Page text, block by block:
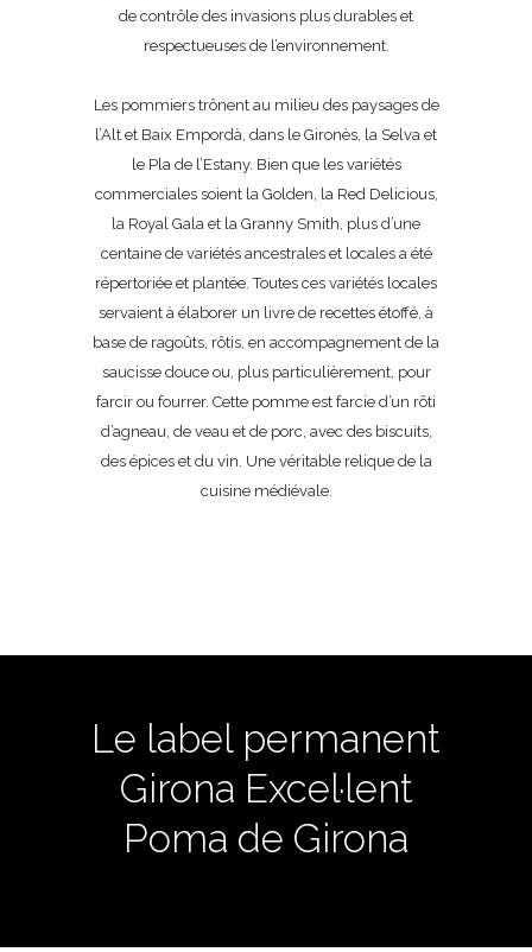
de contrôle des invasions plus durables et
respectueuses de l’environnement.
Les pommiers trônent au milieu des paysages de
l’Alt et Baix Empordà, dans le Gironès, la Selva et
le Pla de l’Estany. Bien que les variétés
commerciales soient la Golden, la Red Delicious,
la Royal Gala et la Granny Smith, plus d’une
centaine de variétés ancestrales et locales a été
répertoriée et plantée. Toutes ces variétés locales
servaient à élaborer un livre de recettes étoffé, à
base de ragoûts, rôtis, en accompagnement de la
saucisse douce ou, plus particulièrement, pour
farcir ou fourrer. Cette pomme est farcie d’un rôti
d’agneau, de veau et de porc, avec des biscuits,
des épices et du vin. Une véritable relique de la
cuisine médiévale.
Le label permanent
Girona Excel·lent
Poma de Girona